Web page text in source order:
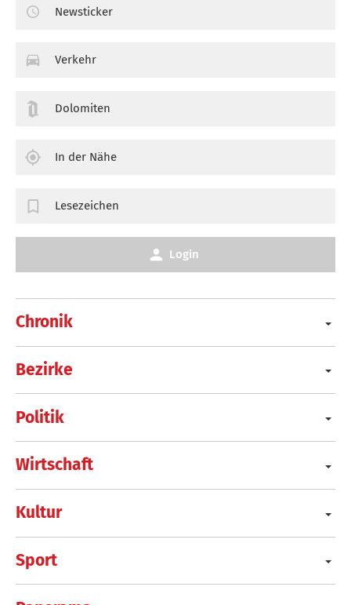
Chronik
Bezirke
Politik
Wirtschaft
Kultur
Sport
Newsticker
Verkehr
Dolomiten
In der Nähe
Lesezeichen
Login